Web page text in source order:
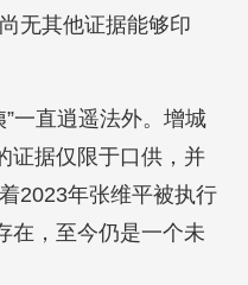
无其他证据能够印
一直逍遥法外。增城
证据仅限于口供，并
2023年张维平被执行
在，至今仍是一个未